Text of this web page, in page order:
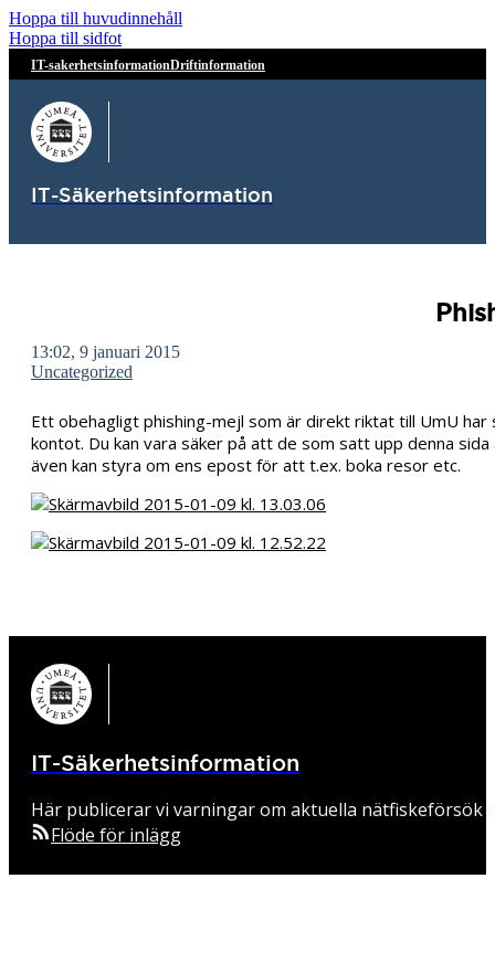
Hoppa till huvudinnehåll
Hoppa till sidfot
IT-sakerhetsinformationDriftinformation
IT-Säkerhetsinformation
13:02, 9 januari 2015
Uncategorized
Ett obehagligt phishing-mejl som är direkt riktat till UmU
kontot. Du kan vara säker på att de som satt upp denna
även kan styra om ens epost för att t.ex. boka resor etc.
IT-Säkerhetsinformation
Här publicerar vi varningar om aktuella
Flöde för inlägg